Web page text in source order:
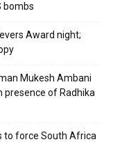
bombs
Award night;
Mukesh Ambani
presence of Radhika
to force South Africa